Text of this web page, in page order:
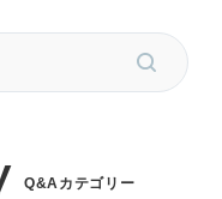
Q&Aカテゴリー